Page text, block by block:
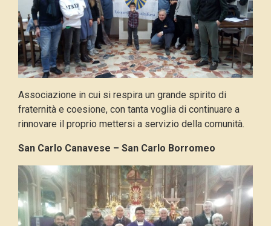
Associazione in cui si respira un grande spirito di
fraternità e coesione, con tanta voglia di continuare a
rinnovare il proprio mettersi a servizio della comunità.
San Carlo Canavese – San Carlo Borromeo